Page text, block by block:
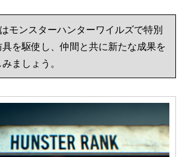
モンスターハンターワイルズで特別
を駆使し、仲間と共に新たな成果を
ましょう。